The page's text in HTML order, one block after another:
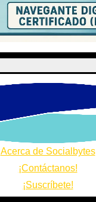
Acerca de Socialbytes
¡Contáctanos!
¡Suscríbete!